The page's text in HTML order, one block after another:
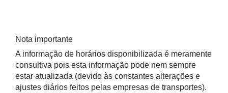
Nota importante
A informação de horários disponibilizada é meramente
consultiva pois esta informação pode nem sempre
estar atualizada (devido às constantes alterações e
ajustes diários feitos pelas empresas de transportes).